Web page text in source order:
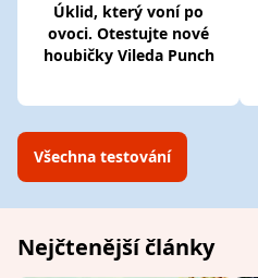
Úklid, který voní po
ovoci. Otestujte nové
houbičky Vileda Punch
Všechna testování
Nejčtenější články